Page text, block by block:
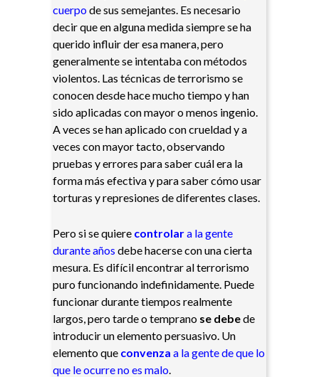
cuerpode sus semejantes. Es necesario
decir que en alguna medida siempre se ha
querido influir der esa manera, pero
generalmente se intentaba con métodos
violentos. Las técnicas de terrorismo se
conocen desde hace mucho tiempo y han
sido aplicadas con mayor o menos ingenio.
A veces se han aplicado con crueldad y a
veces con mayor tacto, observando
pruebas y errores para saber cuál era la
forma más efectiva y para saber cómo usar
torturas y represiones de diferentes clases.
Pero si se quiere controlara la gente
durante años debe hacerse con una cierta
mesura. Es difícil encontrar al terrorismo
puro funcionando indefinidamente. Puede
funcionar durante tiempos realmente
largos, pero tarde o temprano se debede
introducir un elemento persuasivo. Un
elemento que convenza a la gente de que lo
que le ocurre no es malo